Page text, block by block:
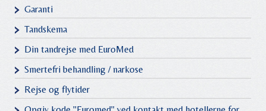
Garanti
Tandskema
Din tandrejse med EuroMed
Smertefri behandling / narkose
Rejse og flytider